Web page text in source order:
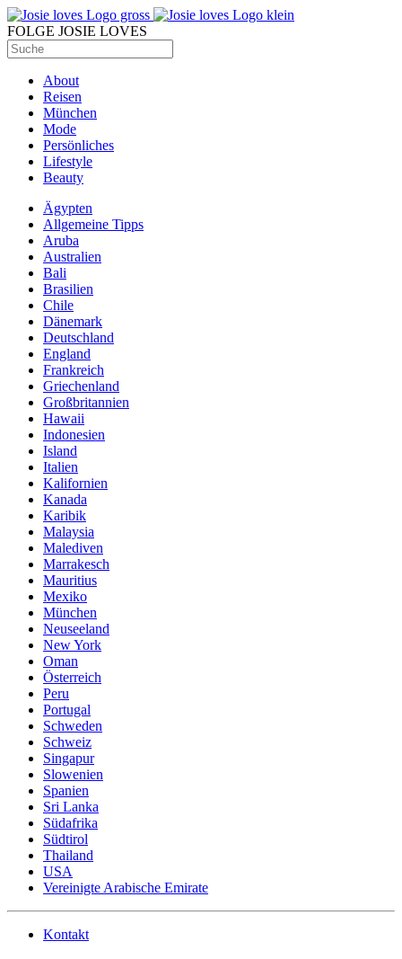
FOLGE JOSIE LOVES
About
Reisen
München
Mode
Persönliches
Lifestyle
Beauty
Ägypten
Allgemeine Tipps
Aruba
Australien
Bali
Brasilien
Chile
Dänemark
Deutschland
England
Frankreich
Griechenland
Großbritannien
Hawaii
Indonesien
Island
Italien
Kalifornien
Kanada
Karibik
Malaysia
Malediven
Marrakesch
Mauritius
Mexiko
München
Neuseeland
New York
Oman
Österreich
Peru
Portugal
Schweden
Schweiz
Singapur
Slowenien
Spanien
Sri Lanka
Südafrika
Südtirol
Thailand
USA
Vereinigte Arabische Emirate
Kontakt